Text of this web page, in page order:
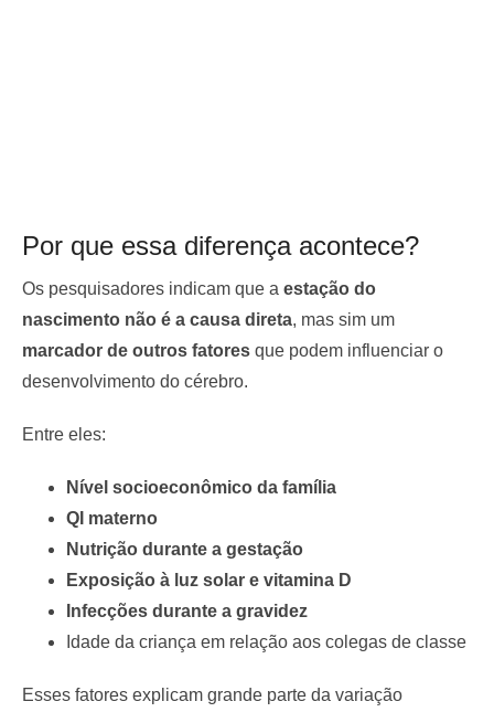
Por que essa diferença acontece?
Os pesquisadores indicam que a estação do
nascimento não é a causa direta, mas sim um
marcador de outros fatores que podem influenciar o
desenvolvimento do cérebro.
Entre eles:
Nível socioeconômico da família
QI materno
Nutrição durante a gestação
Exposição à luz solar e vitamina D
Infecções durante a gravidez
Idade da criança em relação aos colegas de classe
Esses fatores explicam grande parte da variação